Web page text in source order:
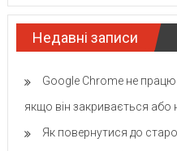
Недавні записи
Google Chrome не
якщо він закривається або
Як повернутися до